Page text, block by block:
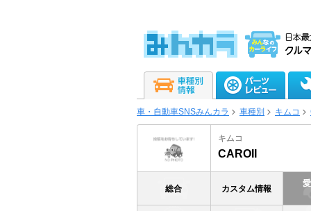
車・自動車SNSみんカラ 車種別 キムコ
キムコ
CAROII
総合 カスタム情報